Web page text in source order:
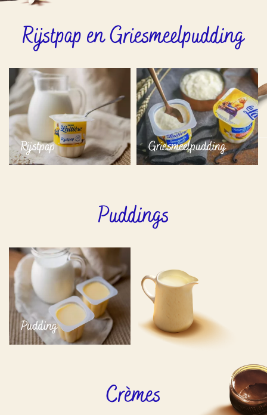
Rijstpap en Griesmeelpudding
Rijstpap Griesmeelpudding
Puddings
Pudding
Crèmes